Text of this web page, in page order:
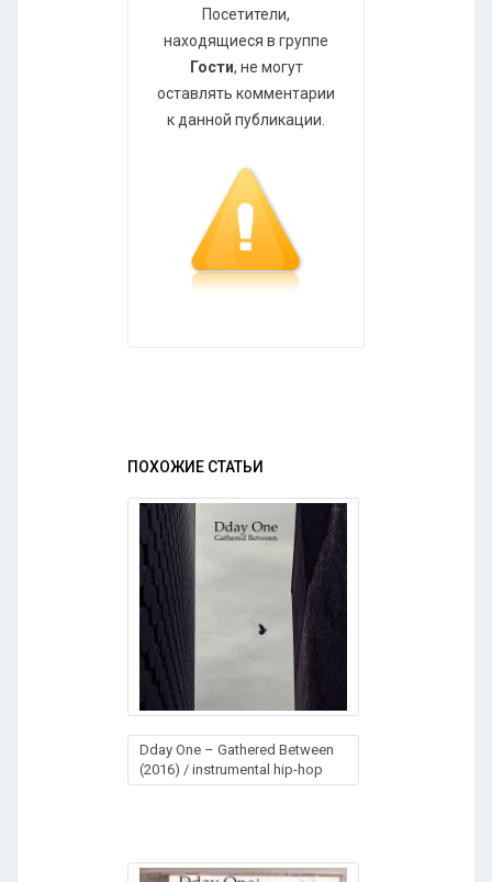
Посетители,
находящиеся в группе
Гости, не могут
оставлять комментарии
к данной публикации.
ПОХОЖИЕ СТАТЬИ
Dday One – Gathered Between
(2016) / instrumental hip-hop